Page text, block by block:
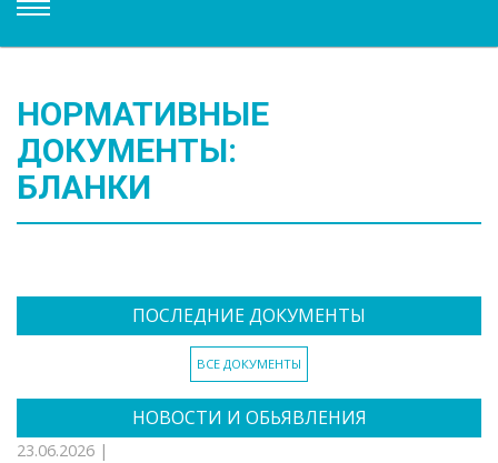
НОРМАТИВНЫЕ
ДОКУМЕНТЫ:
БЛАНКИ
ПОСЛЕДНИЕ ДОКУМЕНТЫ
ВСЕ ДОКУМЕНТЫ
НОВОСТИ И ОБЬЯВЛЕНИЯ
23.06.2026 |